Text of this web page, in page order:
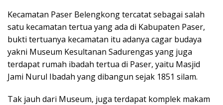
Kecamatan Paser Belengkong tercatat sebagai salah
satu kecamatan tertua yang ada di Kabupaten Paser,
bukti tertuanya kecamatan itu adanya cagar budaya
yakni Museum Kesultanan Sadurengas yang juga
terdapat rumah ibadah tertua di Paser, yaitu Masjid
Jami Nurul Ibadah yang dibangun sejak 1851 silam.
Tak jauh dari Museum, juga terdapat komplek makam